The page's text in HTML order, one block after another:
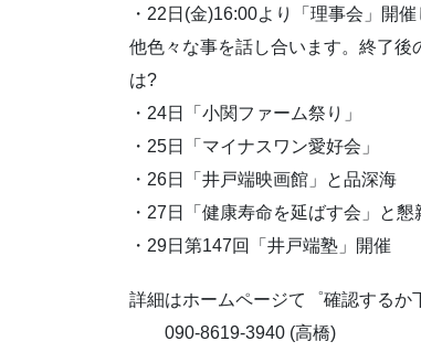
・22日(金)16:00より「理事会」開
他色々な事を話し合います。終了
は?
・24日「小関ファーム祭り」
・25日「マイナスワン愛好会」
・26日「井戸端映画館」と品深海
・27日「健康寿命を延ばす会」と懇
・29日第147回「井戸端塾」開催
詳細はホームページて゜確認するか
090-8619-3940 (高橋)